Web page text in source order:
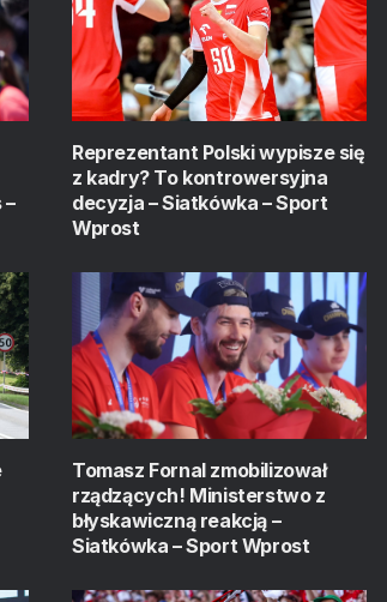
–
Reprezentant Polski wypisze się
z kadry? To kontrowersyjna
decyzja – Siatkówka – Sport
Wprost
Tomasz Fornal zmobilizował
rządzących! Ministerstwo z
błyskawiczną reakcją –
Siatkówka – Sport Wprost